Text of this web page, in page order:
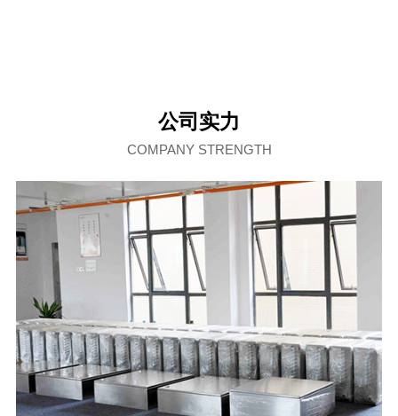
公司实力
COMPANY STRENGTH